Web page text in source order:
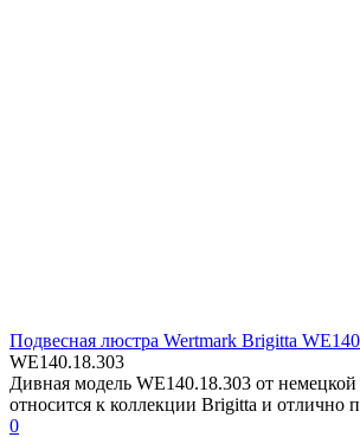
Подвесная люстра Wertmark Brigitta
WE140.18.303
Дивная модель WE140.18.303 от
относится к коллекции Brigitta и отлично
0